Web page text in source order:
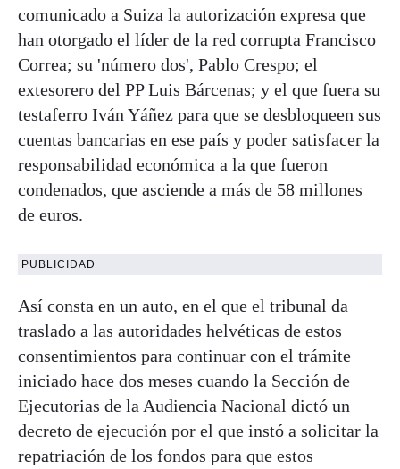
comunicado a Suiza la autorización expresa que
han otorgado el líder de la red corrupta Francisco
Correa; su 'número dos', Pablo Crespo; el
extesorero del PP Luis Bárcenas; y el que fuera su
testaferro Iván Yáñez para que se desbloqueen sus
cuentas bancarias en ese país y poder satisfacer la
responsabilidad económica a la que fueron
condenados, que asciende a más de 58 millones
de euros.
PUBLICIDAD
Así consta en un auto, en el que el tribunal da
traslado a las autoridades helvéticas de estos
consentimientos para continuar con el trámite
iniciado hace dos meses cuando la Sección de
Ejecutorias de la Audiencia Nacional dictó un
decreto de ejecución por el que instó a solicitar la
repatriación de los fondos para que estos